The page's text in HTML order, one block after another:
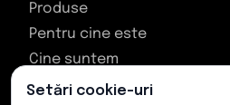
Produse
Pentru cine este
Cine suntem
Contact
Setări cookie-uri